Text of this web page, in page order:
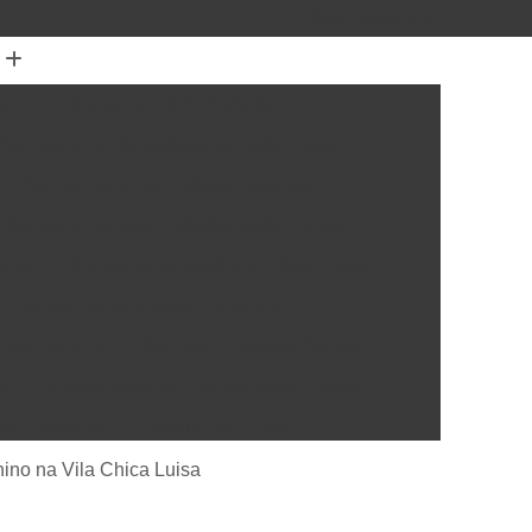
Natural
Apliques de Cabelo em São Paulo
na Vila Chica Luisa